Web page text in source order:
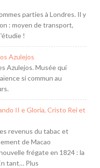
parties à Londres. Il y
: moyen de transport,
!
Azulejos
Azulejos. Musée qui
si commun au
II e Gloria, Cristo Rei et
revenus du tabac et
de Macao
frégate en 1824 : la
tant… Plus